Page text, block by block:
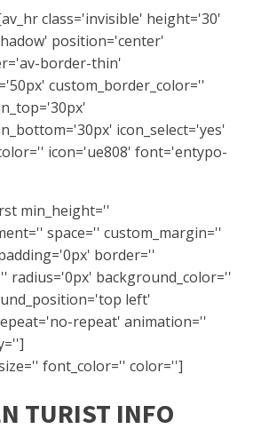
class='invisible' height='30'
position='center'
border-thin'
custom_border_color=''
icon_select='yes'
icon='ue808' font='entypo-
min_height=''
space='' custom_margin=''
border=''
radius='0px' background_color=''
left'
repeat' animation=''
font_color='' color='']
TURIST INFO